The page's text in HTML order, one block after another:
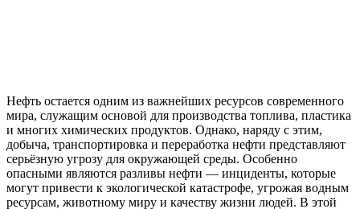
Нефть остается одним из важнейших ресурсов современного
мира, служащим основой для производства топлива, пластика
и многих химических продуктов. Однако, наряду с этим,
добыча, транспортировка и переработка нефти представляют
серьёзную угрозу для окружающей среды. Особенно
опасными являются разливы нефти — инциденты, которые
могут привести к экологической катастрофе, угрожая водным
ресурсам, животному миру и качеству жизни людей. В этой